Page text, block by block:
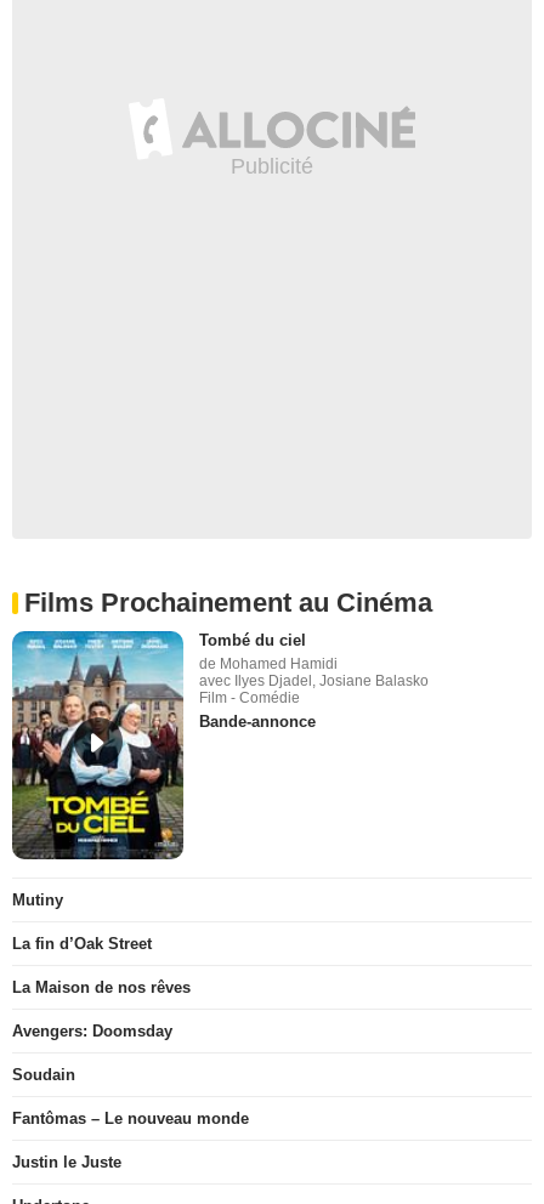
Films Prochainement au Cinéma
Tombé du ciel
de Mohamed Hamidi
avec Ilyes Djadel, Josiane Balasko
Film - Comédie
Bande-annonce
Mutiny
La fin d’Oak Street
La Maison de nos rêves
Avengers: Doomsday
Soudain
Fantômas – Le nouveau monde
Justin le Juste